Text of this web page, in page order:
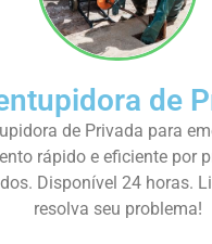
de
de Privada para
rápido e eficiente por
Disponível 24 horas.
resolva seu problema!